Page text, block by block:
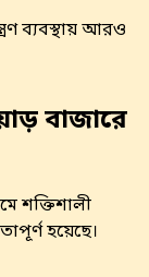
ব্যবস্থায় আরও
বাজারে
শক্তিশালী
হয়েছে।